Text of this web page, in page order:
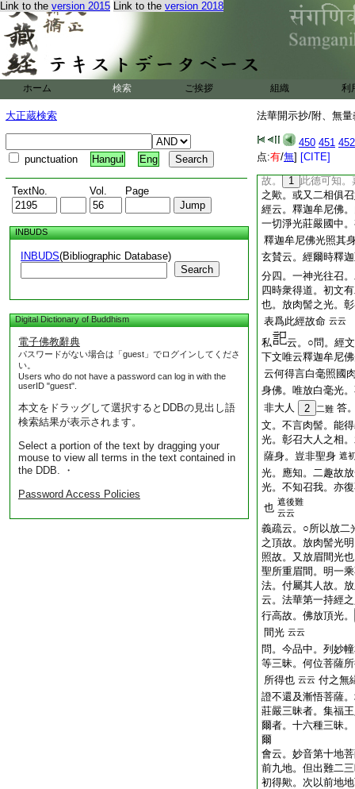
Link to the version 2015 Link to the version 2018
ホーム 検索 ご挨拶 組織 利
大正蔵検索
punctuation Hangul Eng
TextNo. Vol. Page
INBUDS
INBUDS(Bibliographic Database)
Search
Digital Dictionary of Buddhism
電子佛教辭典
パスワードがない場合は「guest」でログインしてくださ
い。
Users who do not have a password can log in with the
userID "guest".
本文をドラッグして選択するとDDBの見出し語
検索結果が表示されます。
Select a portion of the text by dragging your
mouse to view all terms in the text contained in
the DDB. ・
Password Access Policies
法華開示抄/附、無
450 451 452
点:有/無] [CITE]
來無見頂相。合立
別可得故
問。經文放大人相
相 云云
付之見經
爲集分身諸佛。放
肉髻光明耶。是以人
有頂。故放肉髻光
可會之。就中肉髻
彼光明。召他方大
故。
1 此德可知
之歟。或又二相俱
經云。釋迦牟尼佛
一切淨光莊嚴國中
釋迦牟尼佛光照其
玄賛云。經爾時釋
分四。一神光往召
四時衆得道。初文
也。放肉髻之光。
表爲此經故命 云云
私
云。○問。經
下文唯云釋迦牟尼
云何得言白毫照國
身佛。唯放白毫光
非大人
2 二難 答
文。不言肉髻。能
光。彰召大人之相
薩身。豈非聖身 遮
光。應知。二趣故
光。不知召我。亦
也 遮後難
云云
義疏云。○所以放二
之頂故。放肉髻光
照故。又放眉間光
聖所重眉間。明一
法。付屬其人故。
云。法華第一持經
行高故。佛放頂光。
間光 云云
問。今品中。列妙
等三昧。何位菩薩
所得也 云云 付之無
證不還及漸悟菩薩
莊嚴三昧者。集福
爾者。十六種三昧
爾
會云。妙音第十地
前九地。但出難二
初得歟。次以前地